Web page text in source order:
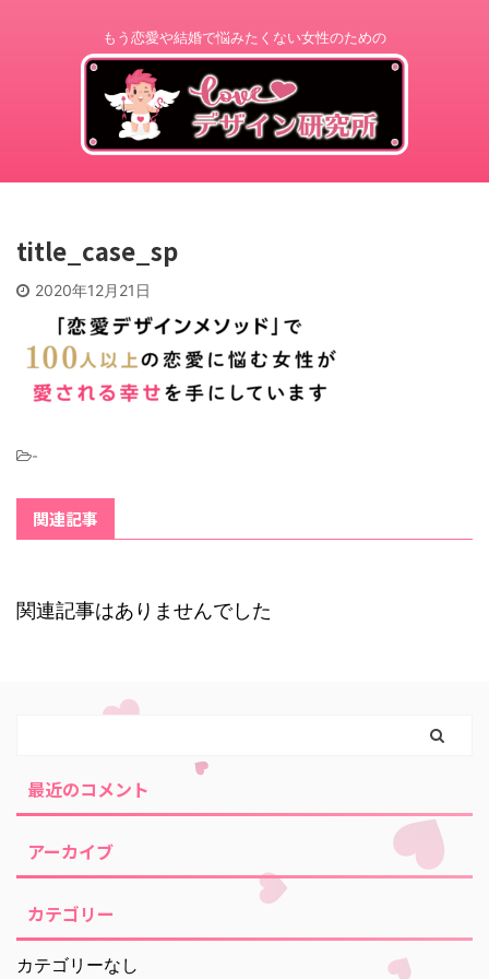
もう恋愛や結婚で悩みたくない女性のための
title_case_sp
2020年12月21日
-
関連記事
関連記事はありませんでした
最近のコメント
アーカイブ
カテゴリー
カテゴリーなし